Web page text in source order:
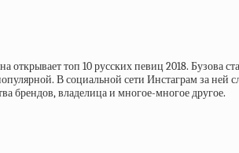
топ 10 русских певиц 2018. Бузова
В социальной сети Инстаграм за ней
брендов, владелица и многое-многое другое.